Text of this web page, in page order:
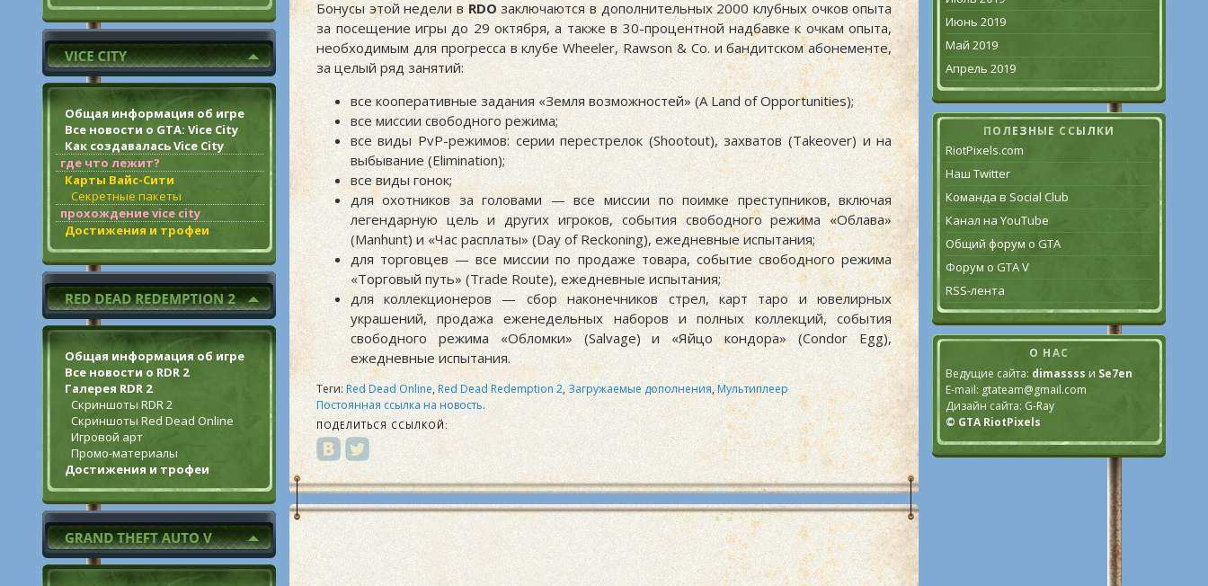
Общая информация об игре
Все новости о GTA: Vice City
Как создавалась Vice City
где что лежит?
Карты Вайс-Сити
Секретные пакеты
прохождение vice city
Достижения и трофеи
Общая информация об игре
Все новости о RDR 2
Галерея RDR 2
Скриншоты RDR 2
Скриншоты Red Dead Online
Игровой арт
Промо-материалы
Достижения и трофеи
Бонусы этой недели вRDO заключаются в дополнительных 2000 клубных очков опыта
за посещение игры до 29 октября, а также в 30-процентной надбавке к очкам опыта,
необходимым для прогресса в клубе Wheeler, Rawson & Co. и бандитском абонементе,
за целый ряд занятий:
все кооперативные задания «Земля возможностей» (A Land of Opportunities);
все миссии свободного режима;
все виды PvP-режимов: серии перестрелок (Shootout), захватов (Takeover) и на
выбывание (Elimination);
все виды гонок;
для охотников за головами — все миссии по поимке преступников, включая
легендарную цель и других игроков, события свободного режима «Облава»
(Manhunt) и «Час расплаты» (Day of Reckoning), ежедневные испытания;
для торговцев — все миссии по продаже товара, событие свободного режима
«Торговый путь» (Trade Route), ежедневные испытания;
для коллекционеров — сбор наконечников стрел, карт таро и ювелирных
украшений, продажа еженедельных наборов и полных коллекций, события
свободного режима «Обломки» (Salvage) и «Яйцо кондора» (Condor Egg),
ежедневные испытания.
Теги: Red Dead Online,Red Dead Redemption 2, Загружаемые дополнения,Мультиплеер
Постоянная ссылка на новость.
ПОДЕЛИТЬСЯ ССЫЛКОЙ:
Июнь 2019
Май 2019
Апрель 2019
ПОЛЕЗНЫЕ ССЫЛКИ
RiotPixels.com
Наш Twitter
Команда в Social Club
Канал на YouTube
Общий форум о GTA
Форум о GTA V
RSS-лента
О НАС
Ведущие сайта: dimassss и Se7en
E-mail: gtateam@gmail.com
Дизайн сайта: G-Ray
© GTA RiotPixels